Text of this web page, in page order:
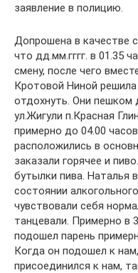
заявление в полицию.
Допрошена в качестве
что дд.мм.гггг. в 01.35
смену, после чего
Кротовой Ниной
отдохнуть. Они пешком
ул.Жигули п.Красная
примерно до 04.00
расположились в
заказали горячее и
бутылки пива. Наталья
состоянии
чувствовали себя
танцевали. Примерно в
подошел парень
Когда он подошел к
присоединился к нам,